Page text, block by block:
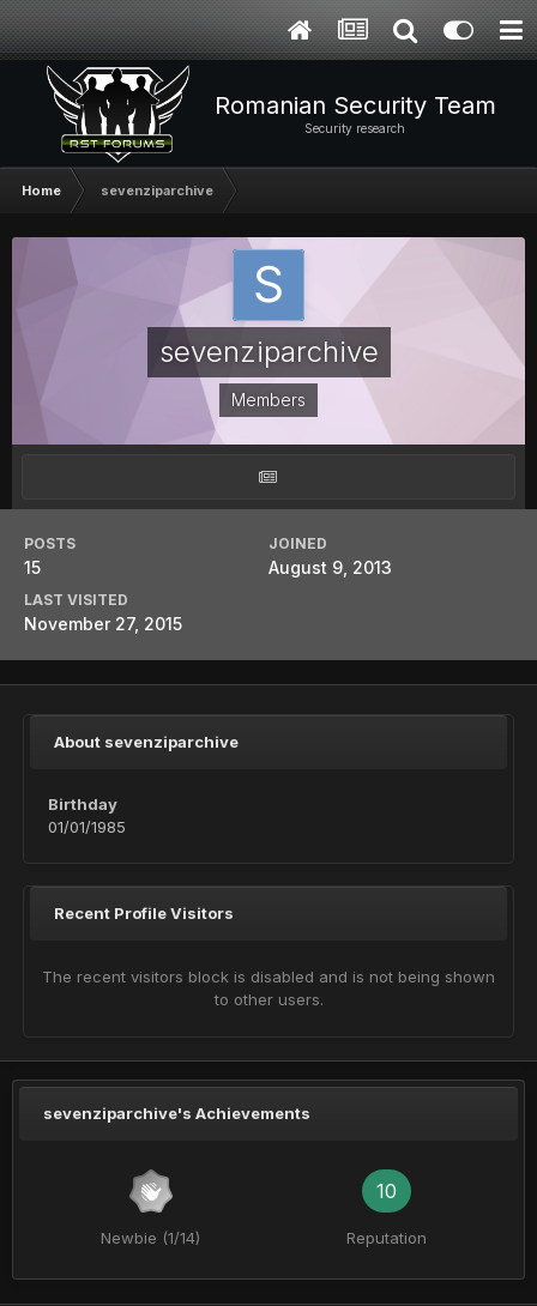
Romanian Security Team
Security research
Home sevenziparchive
sevenziparchive
Members
POSTS
15
JOINED
August 9, 2013
LAST VISITED
November 27, 2015
About sevenziparchive
Birthday
01/01/1985
Recent Profile Visitors
The recent visitors block is disabled and is not being shown
to other users.
sevenziparchive's Achievements
Newbie (1/14)
10
Reputation